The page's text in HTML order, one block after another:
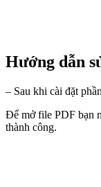
Hướng dẫn
– Sau khi cài đặt
Để mở file PDF bạn
thành công.